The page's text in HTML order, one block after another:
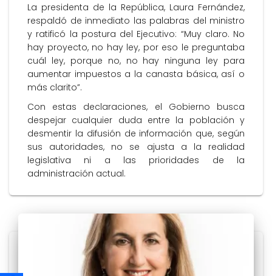
La presidenta de la República, Laura Fernández,
respaldó de inmediato las palabras del ministro
y ratificó la postura del Ejecutivo: “Muy claro. No
hay proyecto, no hay ley, por eso le preguntaba
cuál ley, porque no, no hay ninguna ley para
aumentar impuestos a la canasta básica, así o
más clarito”.
Con estas declaraciones, el Gobierno busca
despejar cualquier duda entre la población y
desmentir la difusión de información que, según
sus autoridades, no se ajusta a la realidad
legislativa ni a las prioridades de la
administración actual.